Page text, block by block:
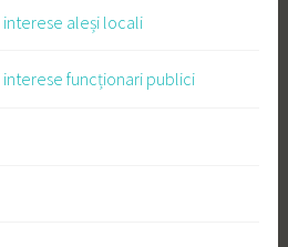
aleși locali
funcționari publici